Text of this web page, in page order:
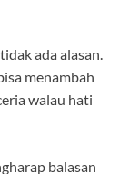
ada alasan.
menambah
walau hati
balasan